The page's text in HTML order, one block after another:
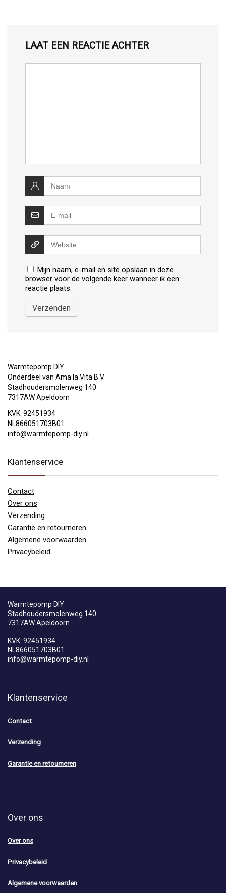
LAAT EEN REACTIE ACHTER
Mijn naam, e-mail en site opslaan in deze
browser voor de volgende keer wanneer ik een
reactie plaats.
Warmtepomp DIY
Onderdeel van Ama la Vita B.V.
Stadhoudersmolenweg 140
7317AW Apeldoorn
KVK: 92451934
NL866051703B01
info@warmtepomp-diy.nl
Klantenservice
Contact
Over ons
Verzending
Garantie en retourneren
Algemene voorwaarden
Privacybeleid
Warmtepomp DIY
Stadhoudersmolenweg 140
7317AW Apeldoorn
KVK: 92451934
NL866051703B01
info@warmtepomp-diy.nl
Klantenservice
Contact
Verzending
Garantie en retourneren
Over ons
Over ons
Privacybeleid
Algemene voorwaarden